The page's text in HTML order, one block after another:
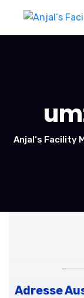
Anjal‘s Facility
Adresse